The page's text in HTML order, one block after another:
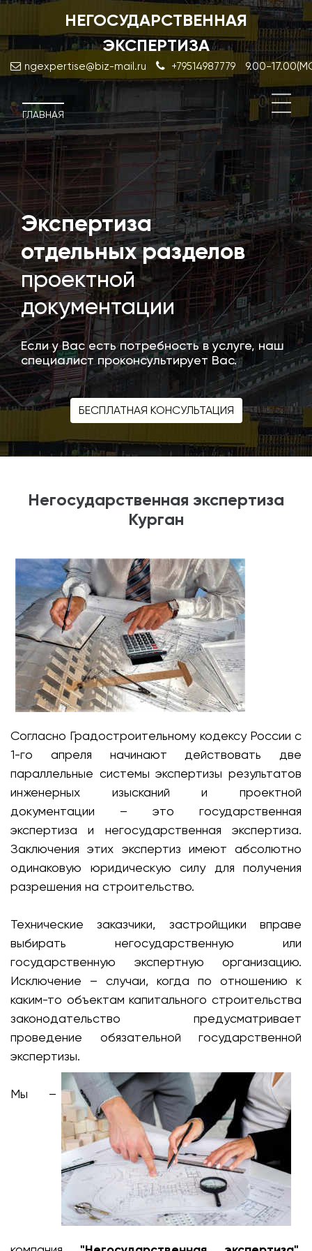
НЕГОСУДАРСТВЕННАЯ
ЭКСПЕРТИЗА
ngexpertise@biz-mail.ru +79514987779 9.00-
ГЛАВНАЯ
Экспертиза
отдельных разделов
проектной
документации
Если у Вас есть потребность в услуге, наш
специалист проконсультирует Вас.
БЕСПЛАТНАЯ КОНСУЛЬТАЦИЯ
Негосударственная экспертиза
Курган
Согласно Градостроительному кодексу России с
1-го апреля начинают действовать две
параллельные системы экспертизы результатов
инженерных изысканий и проектной
документации – это государственная
экспертиза и негосударственная экспертиза.
Заключения этих экспертиз имеют абсолютно
одинаковую юридическую силу для получения
разрешения на строительство.
Технические заказчики, застройщики вправе
выбирать негосударственную или
государственную экспертную организацию.
Исключение – случаи, когда по отношению к
каким-то объектам капитального строительства
законодательство предусматривает
проведение обязательной государственной
экспертизы.
Мы –